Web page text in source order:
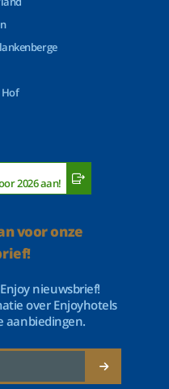
Hof
2026 aan!
voor onze
nieuwsbrief!
over Enjoyhotels
aanbiedingen.